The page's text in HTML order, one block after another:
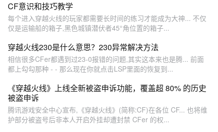
CF意识和技巧教学
每个进入穿越火线的玩家都需要长时间的练习才能成为大神... 不仅
仅是运输船的箱子,黑色城镇潜伏者45°角位置的箱子...
穿越火线230是什么意思？230异常解决方法
相信很多CFer都遇到过23-0报错的问题,其实这本来也是腾... 前面
都上勾勾那种 - - 那么现在你就点击LSP里面的恢复到...
《穿越火线》上线全新被盗申诉功能，覆盖超 80% 的历史
被盗申诉
腾讯游戏安全中心宣布,《穿越火线》(简称:CF)在各位 CF... 也将维
护部分被盗号后非本人开启外挂却遭封禁 CFer 的权...